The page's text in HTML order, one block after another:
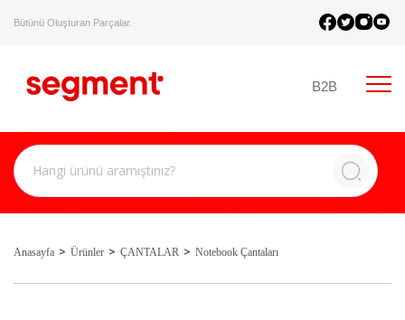
Bütünü Oluşturan Parçalar.
B2B
Anasayfa Ürünler ÇANTALAR Notebook Çantaları